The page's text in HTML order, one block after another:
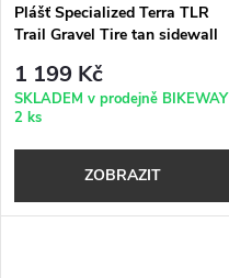
Plášť Specialized Terra TLR
Trail Gravel Tire tan sidewall
1 199 Kč
SKLADEM v prodejně BIKEWAY
2 ks
ZOBRAZIT